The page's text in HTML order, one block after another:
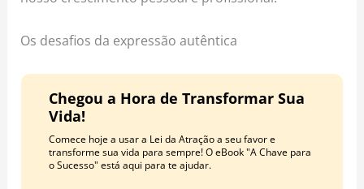
Os desafios da expressão autêntica
Chegou a Hora de Transformar Sua
Vida!
Comece hoje a usar a Lei da Atração a seu favor e
transforme sua vida para sempre! O eBook "A Chave para
o Sucesso" está aqui para te ajudar.